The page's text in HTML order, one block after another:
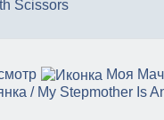
Scissors
Моя
/ My Stepmother Is